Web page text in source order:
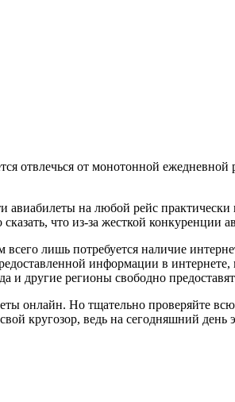
отвлечься от монотонной
на любой рейс практически
что из-за жесткой конкуренции
лишь потребуется наличие
информации в
другие регионы свободно
онлайн. Но тщательно проверяйте
кругозор, ведь на сегодняшний день